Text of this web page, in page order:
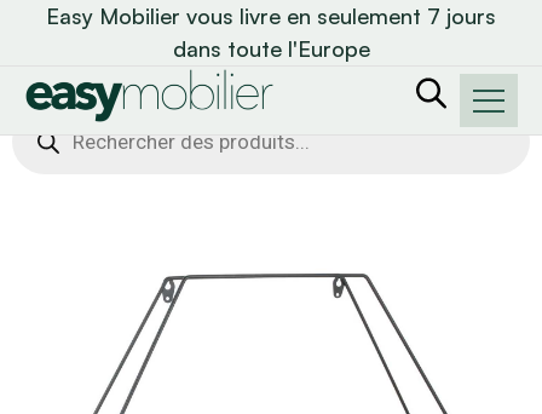
Easy Mobilier vous livre en seulement 7 jours
dans toute l'Europe
Recherche
de